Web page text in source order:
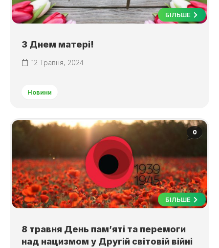
БІЛЬШЕ
З Днем матері!
12 Травня, 2024
Новини
0
БІЛЬШЕ
8 травня День пам’яті та перемоги
над нацизмом у Другій світовій війні